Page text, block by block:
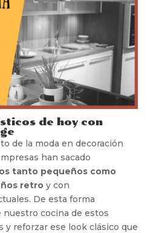
de hoy con
de la moda en decoración
han sacado
tanto pequeños como
retroy con
De esta forma
nuestro cocina de estos
y reforzar ese look clásico que